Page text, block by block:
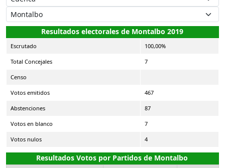
Resultados electorales de Montalbo 2019
Escrutado 100,00%
Total Concejales 7
Censo
Votos emitidos 467
Abstenciones 87
Votos en blanco 7
Votos nulos 4
Resultados Votos por Partidos de Montalbo